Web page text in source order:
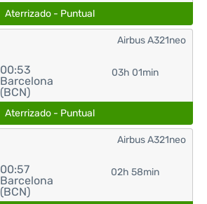
Aterrizado - Puntual
00:53
Barcelona
(BCN)
03h 01min
Airbus A321neo
Aterrizado - Puntual
00:57
Barcelona
(BCN)
02h 58min
Airbus A321neo